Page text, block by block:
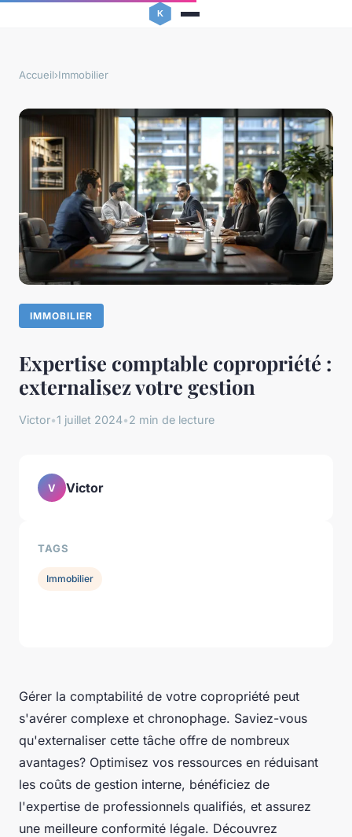
Accueil›Immobilier
IMMOBILIER
Expertise comptable copropriété :
externalisez votre gestion
Victor•1 juillet 2024•2 min de lecture
Gérer la comptabilité de votre copropriété peut
s'avérer complexe et chronophage. Saviez-vous
qu'externaliser cette tâche offre de nombreux
avantages? Optimisez vos ressources en réduisant
les coûts de gestion interne, bénéficiez de
l'expertise de professionnels qualifiés, et assurez
une meilleure conformité légale. Découvrez
V Victor
TAGS
Immobilier